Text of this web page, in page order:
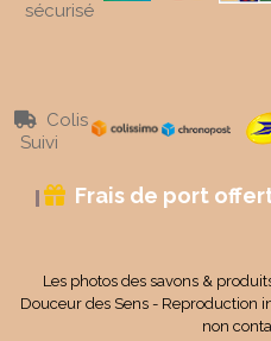
sécurisé

Colis
Suivi
 Frais de port
Les photos des savons &
Douceur des Sens - Reproduction
non